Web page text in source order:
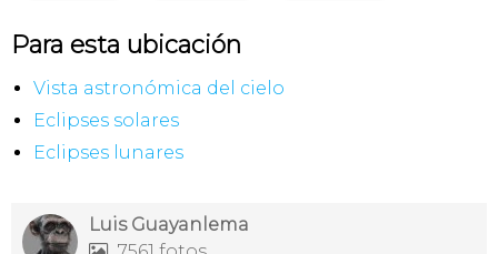
Para esta ubicación
Vista astronómica del cielo
Eclipses solares
Eclipses lunares
Luis Guayanlema